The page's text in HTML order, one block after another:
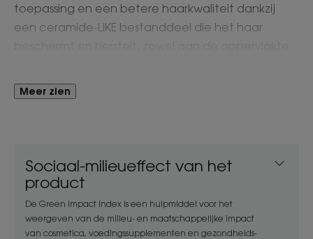
toepassing en een betere haarkwaliteit dankzij
een ceramide-LIKE bestanddeel die het haar
haar lijkt zo voller. Kan ook gebruikt worden zonder
spoelen om de penetratie in de haarvezel te
Ideaal voor haaruitval na de zwangerschap.
HET WOORD VAN DE DESKUNDIGE
Meer zien
Sociaal-milieueffect van het
product
De Green Impact Index is een hulpmiddel voor het
weergeven van de milieu- en maatschappelijke impact
van cosmetica, voedingssupplementen en gezondheids-